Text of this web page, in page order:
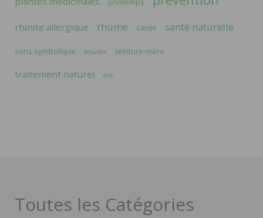
rhinite allergique rhume santé santé naturelle
sens symbolique sinusite teinture-mère
traitement naturel été
Toutes les Catégories